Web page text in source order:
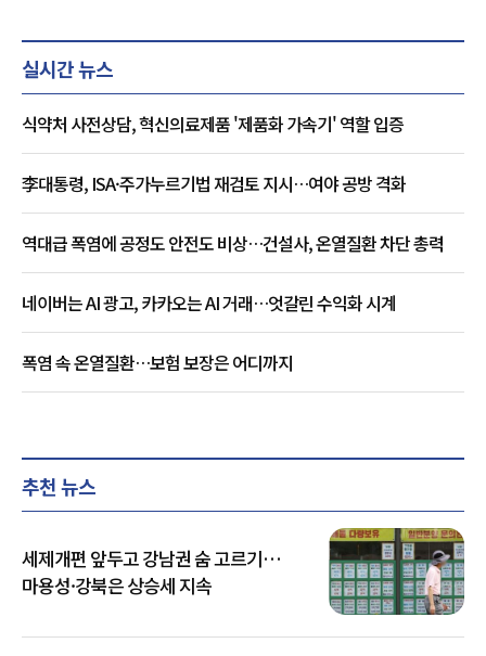
실시간 뉴스
식약처 사전상담, 혁신의료제품 '제품화 가속기' 역할 입증
李대통령, ISA·주가누르기법 재검토 지시…여야 공방 격화
역대급 폭염에 공정도 안전도 비상…건설사, 온열질환 차단 총력
네이버는 AI 광고, 카카오는 AI 거래…엇갈린 수익화 시계
폭염 속 온열질환…보험 보장은 어디까지
추천 뉴스
세제개편 앞두고 강남권 숨 고르기…
마용성·강북은 상승세 지속